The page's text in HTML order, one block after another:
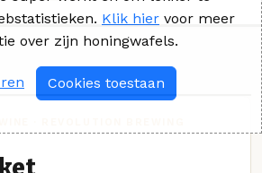
Klik hier voor meer
over zijn honingwafels.
Cookies toestaan